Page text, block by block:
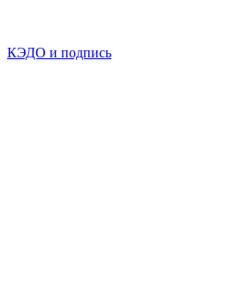
КЭДО и подпись